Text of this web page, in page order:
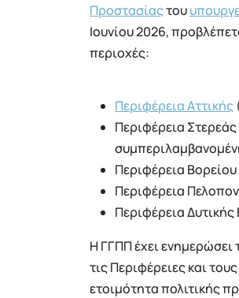
Προστασίαςτου
Ιουνίου 2026,
περιοχές:
Περιφέρεια Αττικής
Περιφέρεια
Περιφέρεια
Περιφέρεια
Περιφέρεια
Η ΓΓΠΠ έχει ενημερώσει
τις Περιφέρειες και
ετοιμότητα πολιτικής